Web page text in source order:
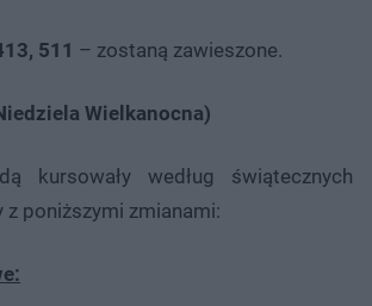
511 – zostaną zawieszone.
Wielkanocna)
kursowały według świątecznych
z poniższymi zmianami: